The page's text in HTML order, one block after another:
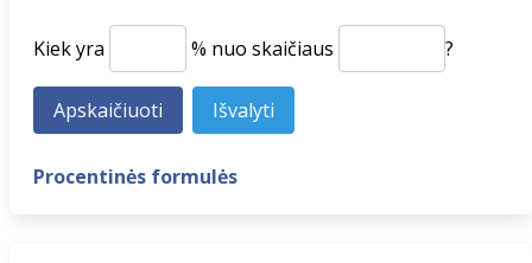
Kiek yra % nuo skaičiaus ?
Procentinės formulės